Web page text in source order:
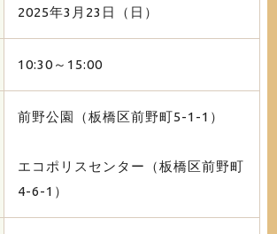
2025年3月23日（日）
10:30～15:00
前野公園（板橋区前野町5-1-1）
エコポリスセンター（板橋区前野町
4-6-1）